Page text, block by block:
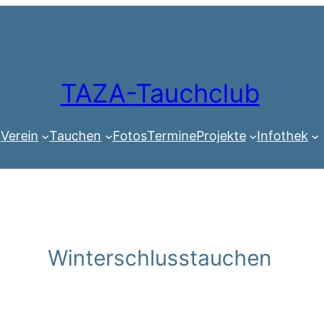
TAZA-Tauchclub
Verein Tauchen FotosTermineProjekte Infothek
Winterschlusstauchen